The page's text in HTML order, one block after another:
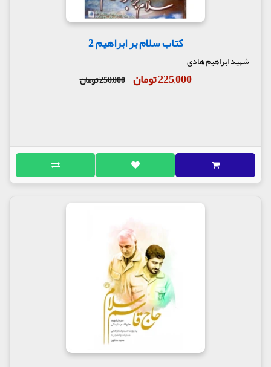
کتاب سلام بر ابراهیم 2
شهید ابراهیم هادی
225,000 تومان 250,000 تومان